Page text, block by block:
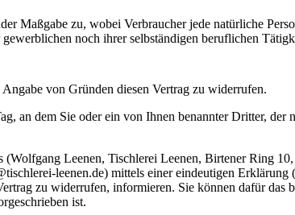
Maßgabe zu, wobei Verbraucher jede natürliche
noch ihrer selbständigen beruflichen
von Gründen diesen Vertrag zu widerrufen.
an dem Sie oder ein von Ihnen benannter Dritter, der
(Wolfgang Leenen, Tischlerei Leenen, Birtener Ring
leenen.de) mittels einer eindeutigen Erklärung
zu widerrufen, informieren. Sie können dafür das
ist.